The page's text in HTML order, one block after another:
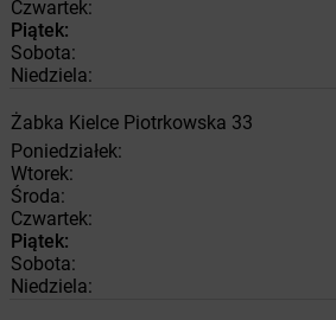
Czwartek:
Piątek:
Sobota:
Niedziela:
Żabka Kielce Piotrkowska 33
Poniedziałek:
Wtorek:
Środa:
Czwartek:
Piątek:
Sobota:
Niedziela: